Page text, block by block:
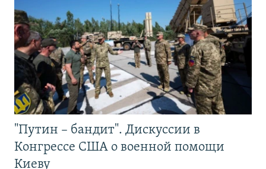
"Путин – бандит". Дискуссии в
Конгрессе США о военной помощи
Киеву